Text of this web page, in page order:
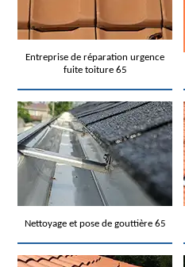
Entreprise de réparation urgence
fuite toiture 65
Nettoyage et pose de gouttière 65